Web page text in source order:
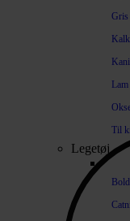
Gris
Lam
Til
Legetøj